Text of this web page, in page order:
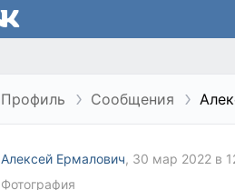
Профиль Сообщения
Алексей Ермалович, 30 мар 2022 в
Фотография